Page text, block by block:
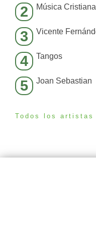
2 Música Cristiana
3 Vicente
4 Tangos
5 Joan Sebastian
Todos los artistas